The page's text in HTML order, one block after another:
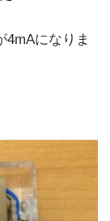
4mAになりま